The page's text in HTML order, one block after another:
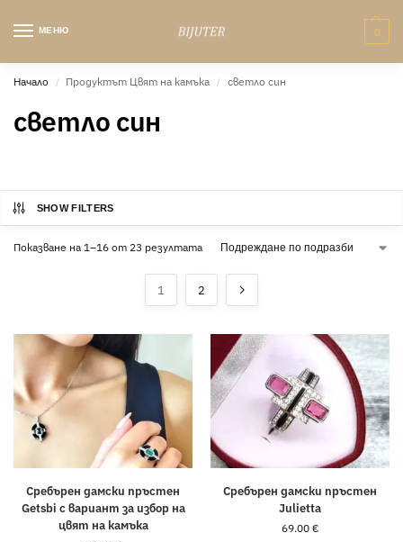
МЕНЮ 0
Начало / Продуктът Цвят на камъка / светло син
светло син
SHOW FILTERS
Показване на 1–16 от 23 резултата
1 2
Сребърен дамски пръстен
Getsbi с вариант за избор на
цвят на камъка
Сребърен дамски пръстен
Julietta
69.00 €